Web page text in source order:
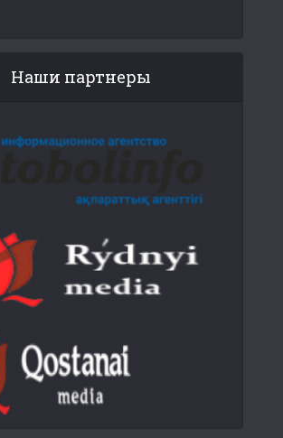
Наши партнеры